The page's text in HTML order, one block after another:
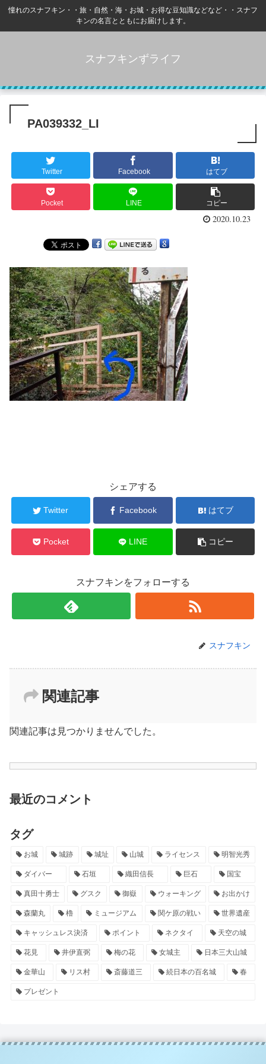
憧れのスナフキン・・旅・自然・海・お城・お得な豆知識などなど・・スナフ
キンの名言とともにお届けします。
スナフキンずライフ
PA039332_LI
Twitter Facebook はてブ
Pocket LINE コピー
2020.10.23
シェアする
Twitter Facebook はてブ
Pocket LINE コピー
スナフキンをフォローする
スナフキン
関連記事
関連記事は見つかりませんでした。
最近のコメント
タグ
お城 城跡 城址 山城 ライセンス 明智光秀
ダイバー 石垣 織田信長 巨石 国宝
真田十勇士 グスク 御嶽 ウォーキング お出かけ
森蘭丸 櫓 ミュージアム 関ケ原の戦い 世界遺産
キャッシュレス決済 ポイント ネクタイ 天空の城
花見 井伊直弼 梅の花 女城主 日本三大山城
金華山 リス村 斎藤道三 続日本の百名城 春
プレゼント